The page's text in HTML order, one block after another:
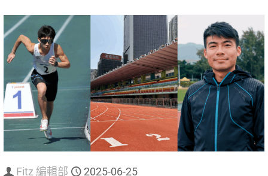
Fitz 編輯部 2025-06-25